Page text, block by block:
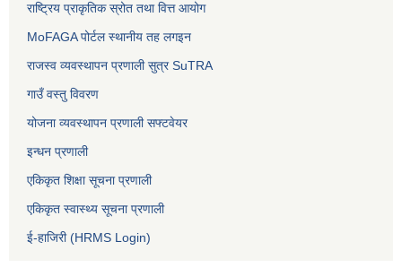
राष्ट्रिय प्राकृतिक स्रोत तथा वित्त आयोग
MoFAGA पोर्टल स्थानीय तह लगइन
राजस्व व्यवस्थापन प्रणाली सुत्र SuTRA
गाउँ वस्तु विवरण
योजना व्यवस्थापन प्रणाली सफ्टवेयर
इन्धन प्रणाली
एकिकृत शिक्षा सूचना प्रणाली
एकिकृत स्वास्थ्य सूचना प्रणाली
ई-हाजिरी (HRMS Login)